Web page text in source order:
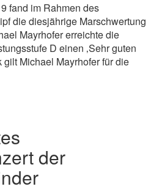
fand im Rahmen des
die diesjährige Marschwertung
Mayrhofer erreichte die
D einen ‚Sehr guten
gilt Michael Mayrhofer für die
der